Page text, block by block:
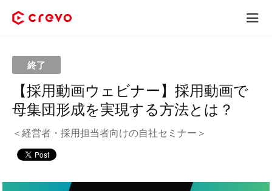
採用コンテンツ制作
サービス
制作実績
終了
【採用動画ウェビナー】採用動画で
母集団形成を実現する方法とは？
＜経営者・採用担当者向けの自社セミナー＞